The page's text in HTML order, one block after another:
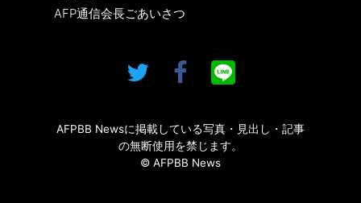
AFP通信会長ごあいさつ
AFPBB Newsに掲載している写真・見出し・記事
の無断使用を禁じます。
© AFPBB News